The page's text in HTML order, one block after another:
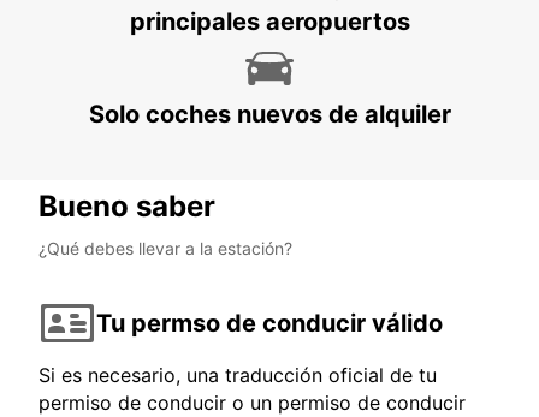
FRANKFURT AM MAIN - GERMANY
principales aeropuertos
Solo coches nuevos de alquiler
Bueno saber
¿Qué debes llevar a la estación?
Tu permso de conducir válido
Si es necesario, una traducción oficial de tu
permiso de conducir o un permiso de conducir